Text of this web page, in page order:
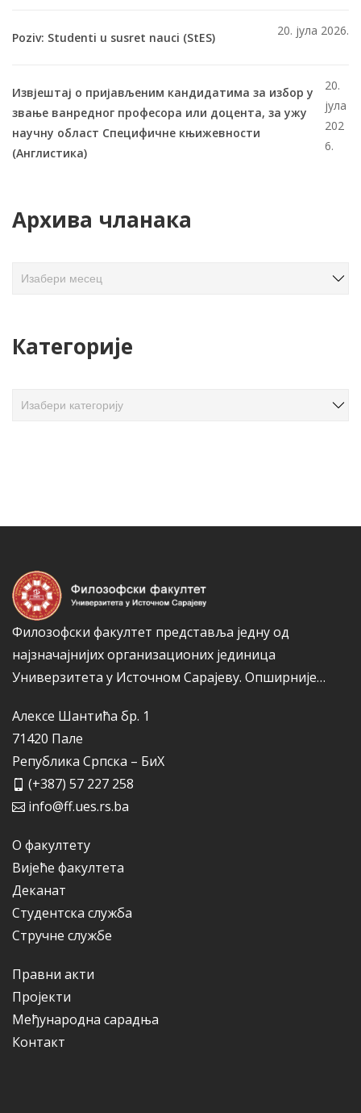
Poziv: Studenti u susret nauci (StES) 20. јула 2026.
Извјештај о пријављеним кандидатима за избор у
звање ванредног професора или доцента, за ужу
научну област Специфичне књижевности
(Англистика)
20.
јула
202
6.
Архива чланака
в
Категорије
Филозофски факултет представља једну од
најзначајнијих организационих јединица
Универзитета у Источном Сарајеву. Опширније…
Алексе Шантића бр. 1
71420 Пале
Република Српска – БиХ
(+387) 57 227 258
info@ff.ues.rs.ba
О факултету
Вијеће факултета
Деканат
Студентска служба
Стручне службе
Правни акти
Пројекти
Међународна сарадња
Контакт